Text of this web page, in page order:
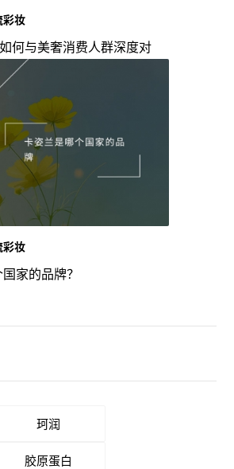
彩妆
何与美奢消费人群深度对
彩妆
家的品牌？
珂润
胶原蛋白